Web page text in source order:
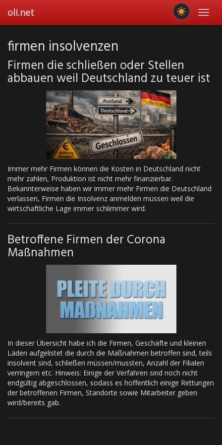
main
oli.net
firmen insolvenzen
Firmen die schließen oder Stellen
abbauen weil Deutschland zu teuer ist
Immer mehr Firmen können die Kosten in Deutschland nicht
mehr zahlen, Produktion ist nicht mehr finanzierbar.
Bekannterweise haben wir immer mehr Firmen die Deutschland
verlassen, Firmen die Insolvenz anmelden müssen weil die
wirtschaftliche Lage immer schlimmer wird.
Betroffene Firmen der Corona
Maßnahmen
In dieser Übersicht habe ich die Firmen, Geschäfte und kleinen
Läden aufgelistet die durch die Maßnahmen betroffen sind, teils
insolvent sind, schließen müssen/mussten, Anzahl der Filialen
verringern etc. Hinweis: Einige der Verfahren sind noch nicht
endgültig abgeschlossen, sodass es hoffentlich einige Rettungen
der betroffenen Firmen, Standorte sowie Mitarbeiter geben
wird/bereits gab.